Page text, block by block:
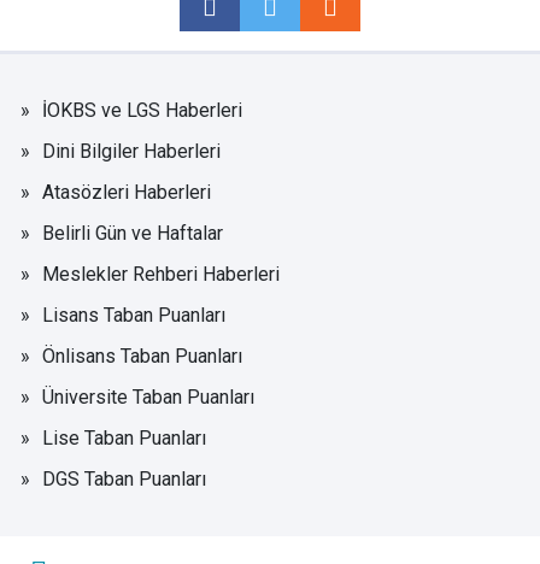
İOKBS ve LGS Haberleri
Dini Bilgiler Haberleri
Atasözleri Haberleri
Belirli Gün ve Haftalar
Meslekler Rehberi Haberleri
Lisans Taban Puanları
Önlisans Taban Puanları
Üniversite Taban Puanları
Lise Taban Puanları
DGS Taban Puanları